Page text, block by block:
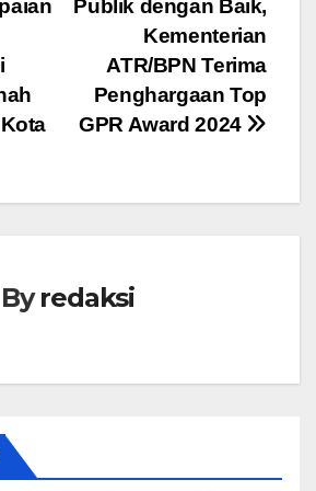
Publik dengan Baik,
Kementerian
ATR/BPN Terima
Penghargaan Top
GPR Award 2024
Byredaksi